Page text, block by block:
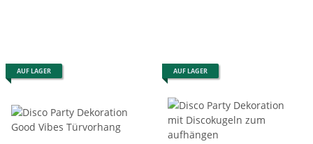
AUF LAGER AUF LAGER